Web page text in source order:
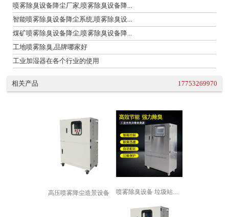
喷雾除臭设备降尘厂家,喷雾除臭设备降...
智能喷雾除臭设备降尘系统,喷雾除臭设...
煤矿喷雾除臭设备降尘,喷雾除臭设备降...
工地喷雾除臭,品牌哪家好
工业加湿器在各个行业的使用
相关产品 17753269970
高压喷雾降尘造景设备 喷雾除臭设备 垃圾站喷雾除臭设备 垃...